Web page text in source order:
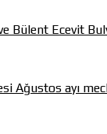
Bülent Ecevit
Ağustos ayı